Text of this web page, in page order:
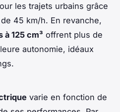
les trajets urbains grâce
45 km/h. En revanche,
à 125 cm³ offrent plus de
autonomie, idéaux
varie en fonction de